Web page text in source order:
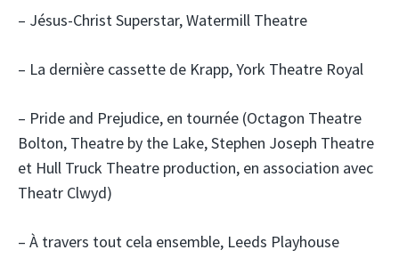
– Jésus-Christ Superstar, Watermill Theatre
– La dernière cassette de Krapp, York Theatre Royal
– Pride and Prejudice, en tournée (Octagon Theatre
Bolton, Theatre by the Lake, Stephen Joseph Theatre
et Hull Truck Theatre production, en association avec
Theatr Clwyd)
– À travers tout cela ensemble, Leeds Playhouse